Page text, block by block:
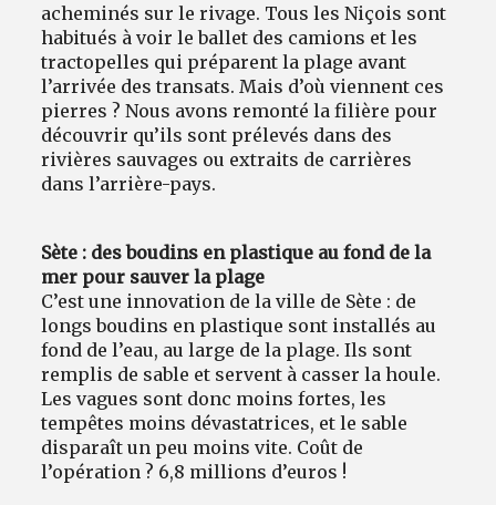
acheminés sur le rivage. Tous les Niçois sont
habitués à voir le ballet des camions et les
tractopelles qui préparent la plage avant
l’arrivée des transats. Mais d’où viennent ces
pierres ? Nous avons remonté la filière pour
découvrir qu’ils sont prélevés dans des
rivières sauvages ou extraits de carrières
dans l’arrière-pays.
Sète : des boudins en plastique au fond de la
mer pour sauver la plage
C’est une innovation de la ville de Sète : de
longs boudins en plastique sont installés au
fond de l’eau, au large de la plage. Ils sont
remplis de sable et servent à casser la houle.
Les vagues sont donc moins fortes, les
tempêtes moins dévastatrices, et le sable
disparaît un peu moins vite. Coût de
l’opération ? 6,8 millions d’euros !